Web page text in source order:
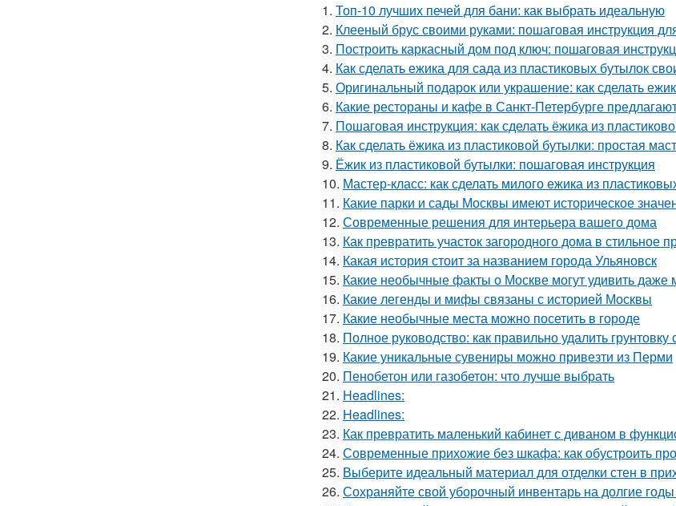
1. Топ-10 лучших печей для бани: как выбрать идеальную
2. Клееный брус своими руками: пошаговая инструкция
3. Построить каркасный дом под ключ: пошаговая
4. Как сделать ежика для сада из пластиковых бутылок
5. Оригинальный подарок или украшение: как сделать
6. Какие рестораны и кафе в Санкт-Петербурге
7. Пошаговая инструкция: как сделать ёжика из
8. Как сделать ёжика из пластиковой бутылки: простая
9. Ёжик из пластиковой бутылки: пошаговая инструкция
10. Мастер-класс: как сделать милого ежика из
11. Какие парки и сады Москвы имеют историческое
12. Современные решения для интерьера вашего дома
13. Как превратить участок загородного дома в стильное
14. Какая история стоит за названием города Ульяновск
15. Какие необычные факты о Москве могут удивить даже
16. Какие легенды и мифы связаны с историей Москвы
17. Какие необычные места можно посетить в городе
18. Полное руководство: как правильно удалить грунтовку
19. Какие уникальные сувениры можно привезти из Перми
20. Пенобетон или газобетон: что лучше выбрать
21. Headlines:
22. Headlines:
23. Как превратить маленький кабинет с диваном в
24. Современные прихожие без шкафа: как обустроить
25. Выберите идеальный материал для отделки стен в
26. Сохраняйте свой уборочный инвентарь на долгие